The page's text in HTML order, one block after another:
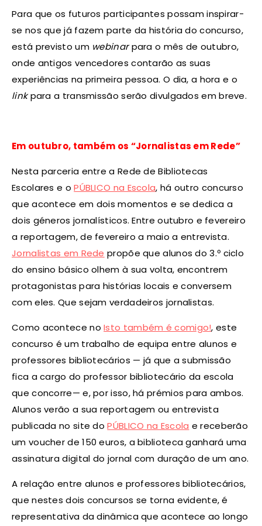
Para que os futuros participantes possam inspirar-
se nos que já fazem parte da história do concurso,
está previsto um webinarpara o mês de outubro,
onde antigos vencedores contarão as suas
experiências na primeira pessoa. O dia, a hora e o
linkpara a transmissão serão divulgados em breve.
Em outubro, também os “Jornalistas em Rede”
Nesta parceria entre a Rede de Bibliotecas
Escolares e oPÚBLICO na Escola, há outro concurso
que acontece em dois momentos e se dedica a
dois géneros jornalísticos. Entre outubro e fevereiro
a reportagem, de fevereiro a maio a entrevista.
Jornalistas em Rede propõe que alunos do 3.º ciclo
do ensino básico olhem à sua volta, encontrem
protagonistas para histórias locais e conversem
com eles. Que sejam verdadeiros jornalistas.
Como acontece noIsto também é comigo!, este
concurso é um trabalho de equipa entre alunos e
professores bibliotecários — já que a submissão
fica a cargo do professor bibliotecário da escola
que concorre— e, por isso, há prémios para ambos.
Alunos verão a sua reportagem ou entrevista
publicada no site doPÚBLICO na Escola e receberão
um voucher de 150 euros, a biblioteca ganhará uma
assinatura digital do jornal com duração de um ano.
A relação entre alunos e professores bibliotecários,
que nestes dois concursos se torna evidente, é
representativa da dinâmica que acontece ao longo